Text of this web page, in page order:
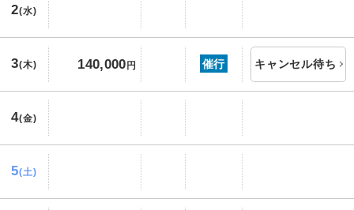
2(水)
3(木) 140,000円 催行 キャンセル待ち
4(金)
5(土)